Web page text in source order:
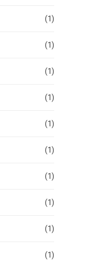
(1)
(1)
(1)
(1)
(1)
(1)
(1)
(1)
(1)
(1)